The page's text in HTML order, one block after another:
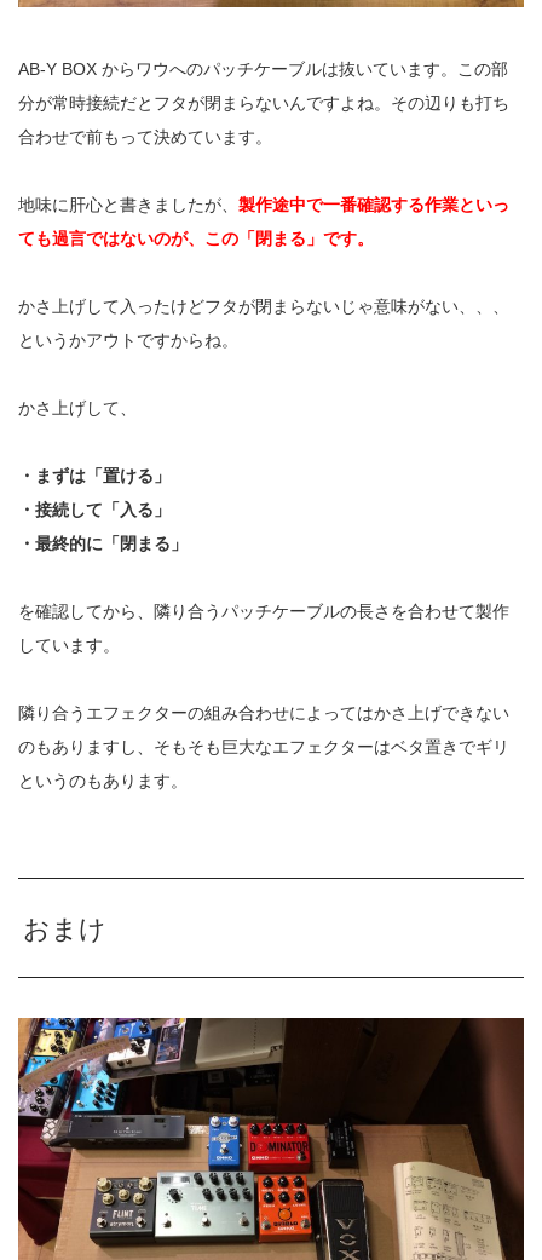
AB-Y BOX からワウへのパッチケーブルは抜いています。この部
分が常時接続だとフタが閉まらないんですよね。その辺りも打ち
合わせで前もって決めています。
地味に肝心と書きましたが、 製作途中で一番確認する作業といっ
ても過言ではないのが、この「閉まる」です。
かさ上げして入ったけどフタが閉まらないじゃ意味がない、、、
というかアウトですからね。
かさ上げして、
・まずは「置ける」
・接続して「入る」
・最終的に「閉まる」
を確認してから、隣り合うパッチケーブルの長さを合わせて製作
しています。
隣り合うエフェクターの組み合わせによってはかさ上げできない
のもありますし、そもそも巨大なエフェクターはベタ置きでギリ
というのもあります。
おまけ